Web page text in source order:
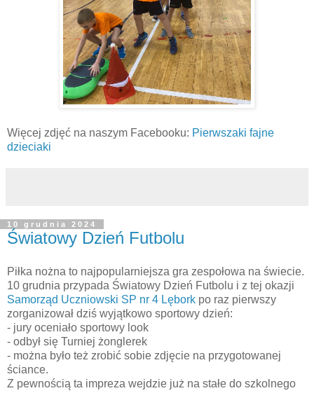
Więcej zdjęć na naszym Facebooku: Pierwszaki fajne
dzieciaki
10 grudnia 2024
Światowy Dzień Futbolu
Piłka nożna to najpopularniejsza gra zespołowa na świecie.
10 grudnia przypada Światowy Dzień Futbolu i z tej okazji
Samorząd Uczniowski SP nr 4 Lębork po raz pierwszy
zorganizował dziś wyjątkowo sportowy dzień:
- jury oceniało sportowy look
- odbył się Turniej żonglerek
- można było też zrobić sobie zdjęcie na przygotowanej
ściance.
Z pewnością ta impreza wejdzie już na stałe do szkolnego